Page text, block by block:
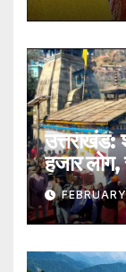
उत्तराखंड:
हजार लोग,